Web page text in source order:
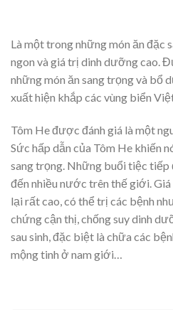
Là một trong những món ăn đặc
ngon và giá trị dinh dưỡng cao.
những món ăn sang trọng và bổ
xuất hiện khắp các vùng biển
Tôm He được đánh giá là một
Sức hấp dẫn của Tôm He khiến
sang trọng. Những buổi tiệc tiếp
đến nhiều nước trên thế giới.
lại rất cao, có thể trị các bệnh
chứng cận thị, chống suy dinh
sau sinh, đặc biệt là chữa các
mộng tinh ở nam giới…